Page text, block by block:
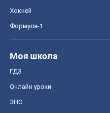
Хоккей
Формула-1
Моя школа
ГДЗ
Онлайн уроки
ЗНО